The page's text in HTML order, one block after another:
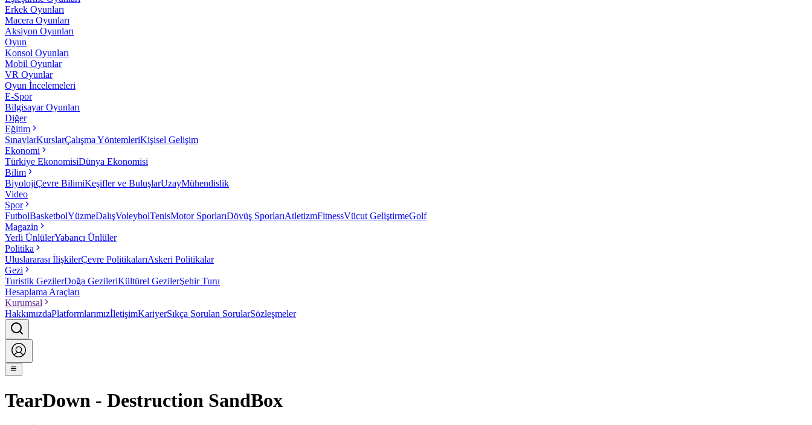
Erkek Oyunları
Macera Oyunları
Aksiyon Oyunları
Oyun
Konsol Oyunları
Mobil Oyunlar
VR Oyunlar
Oyun İncelemeleri
E-Spor
Bilgisayar Oyunları
Diğer
Eğitim
SınavlarKurslarÇalışma YöntemleriKişisel Gelişim
Ekonomi
Türkiye EkonomisiDünya Ekonomisi
Bilim
BiyolojiÇevre BilimiKeşifler ve BuluşlarUzayMühendislik
Video
Spor
FutbolBasketbolYüzmeDalışVoleybolTenisMotor SporlarıDövüş SporlarıAtletizmFitnessVücut GeliştirmeGolf
Magazin
Yerli ÜnlülerYabancı Ünlüler
Politika
Uluslararası İlişkilerÇevre PolitikalarıAskeri Politikalar
Gezi
Turistik GezilerDoğa GezileriKültürel GezilerŞehir Turu
Hesaplama Araçları
Kurumsal
HakkımızdaPlatformlarımızİletişimKariyerSıkça Sorulan SorularSözleşmeler
TearDown - Destruction SandBox